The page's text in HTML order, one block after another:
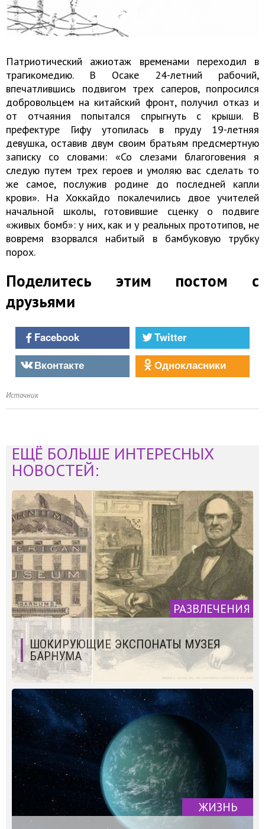
Патриотический ажиотаж временами переходил в
трагикомедию. В Осаке 24-летний рабочий,
впечатлившись подвигом трех саперов, попросился
добровольцем на китайский фронт, получил отказ и
от отчаяния попытался спрыгнуть с крыши. В
префектуре Гифу утопилась в пруду 19-летняя
девушка, оставив двум своим братьям предсмертную
записку со словами: «Со слезами благоговения я
следую путем трех героев и умоляю вас сделать то
же самое, послужив родине до последней капли
крови». На Хоккайдо покалечились двое учителей
начальной школы, готовившие сценку о подвиге
«живых бомб»: у них, как и у реальных прототипов, не
вовремя взорвался набитый в бамбуковую трубку
порох.
Поделитесь этим постом с
друзьями
Facebook
Twitter
Вконтакте
Однокласники
Источник
ЕЩЁ БОЛЬШЕ ИНТЕРЕСНЫХ
НОВОСТЕЙ:
РАЗВЛЕЧЕНИЯ
ШОКИРУЮЩИЕ ЭКСПОНАТЫ МУЗЕЯ
БАРНУМА
ЖИЗНЬ